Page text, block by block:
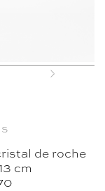
Next
de roche
cm